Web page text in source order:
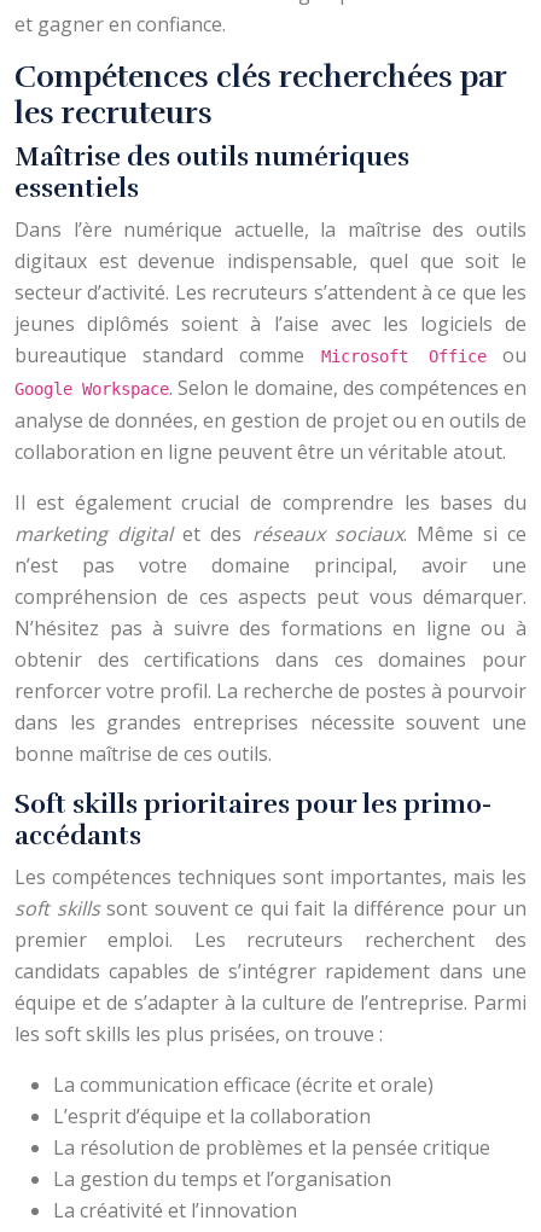
et gagner en confiance.
Compétences clés recherchées par
les recruteurs
Maîtrise des outils numériques
essentiels
Dans l’ère numérique actuelle, la maîtrise des outils
digitaux est devenue indispensable, quel que soit le
secteur d’activité. Les recruteurs s’attendent à ce que les
jeunes diplômés soient à l’aise avec les logiciels de
bureautique standard comme
Microsoft Officeou
Google Workspace. Selon le domaine, des compétences en
analyse de données, en gestion de projet ou en outils de
collaboration en ligne peuvent être un véritable atout.
Il est également crucial de comprendre les bases du
marketing digitalet des réseaux sociaux. Même si ce
n’est pas votre domaine principal, avoir une
compréhension de ces aspects peut vous démarquer.
N’hésitez pas à suivre des formations en ligne ou à
obtenir des certifications dans ces domaines pour
renforcer votre profil. La recherche de postes à pourvoir
dans les grandes entreprises nécessite souvent une
bonne maîtrise de ces outils.
Soft skills prioritaires pour les primo-
accédants
Les compétences techniques sont importantes, mais les
soft skillssont souvent ce qui fait la différence pour un
premier emploi. Les recruteurs recherchent des
candidats capables de s’intégrer rapidement dans une
équipe et de s’adapter à la culture de l’entreprise. Parmi
les soft skills les plus prisées, on trouve :
La communication efficace (écrite et orale)
L’esprit d’équipe et la collaboration
La résolution de problèmes et la pensée critique
La gestion du temps et l’organisation
La créativité et l’innovation